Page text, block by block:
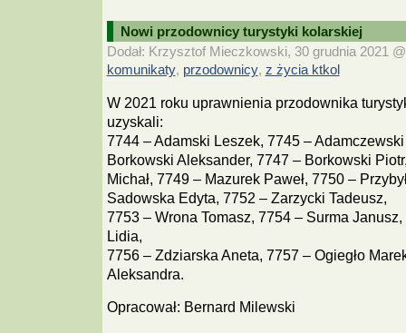
Nowi przodownicy turystyki kolarskiej
Dodał: Krzysztof Mieczkowski, 30 grudnia 2021
komunikaty, przodownicy, z życia ktkol
W 2021 roku uprawnienia przodownika
uzyskali:
7744 – Adamski Leszek, 7745 – Adamczewski
Borkowski Aleksander, 7747 – Borkowski
Michał, 7749 – Mazurek Paweł, 7750 –
Sadowska Edyta, 7752 – Zarzycki Tadeusz,
7753 – Wrona Tomasz, 7754 – Surma
Lidia,
7756 – Zdziarska Aneta, 7757 – Ogiegło
Aleksandra.
Opracował: Bernard Milewski